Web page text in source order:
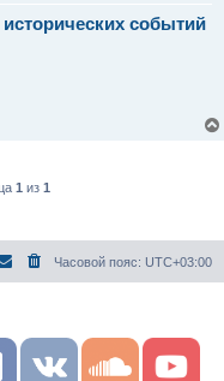
событий
1 из 1
Часовой пояс: UTC+03:00
R
S
Y